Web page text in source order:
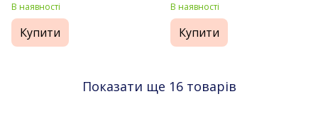
В наявності
Купити
В наявності
Купити
Показати ще 16 товарів